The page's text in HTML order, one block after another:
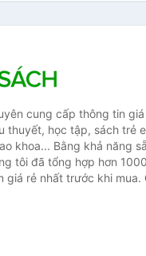
cung cấp thông tin
thuyết, học tập, sách trẻ
khoa... Bằng khả năng
tôi đã tổng hợp hơn
giá rẻ nhất trước khi mua.